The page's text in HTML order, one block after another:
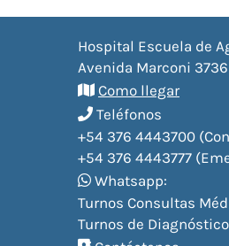
Hospital Escuela de
Avenida Marconi
Como llegar
Teléfonos
+54 376 4443700
+54 376 4443777
Whatsapp:
Turnos Consultas
Turnos de